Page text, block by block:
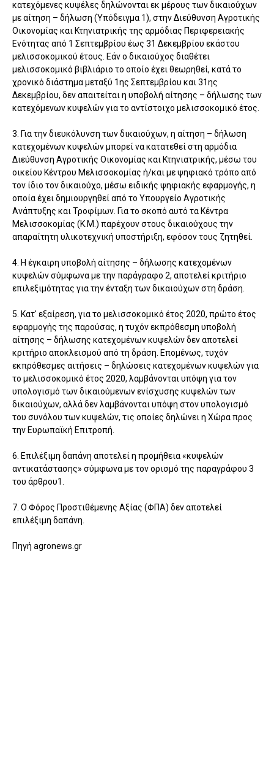
κατεχόμενες κυψέλες δηλώνονται εκ μέρους των δικαιούχων
με αίτηση – δήλωση (Υπόδειγμα 1), στην Διεύθυνση Αγροτικής
Οικονομίας και Κτηνιατρικής της αρμόδιας Περιφερειακής
Ενότητας από 1 Σεπτεμβρίου έως 31 Δεκεμβρίου εκάστου
μελισσοκομικού έτους. Εάν ο δικαιούχος διαθέτει
μελισσοκομικό βιβλιάριο το οποίο έχει θεωρηθεί, κατά το
χρονικό διάστημα μεταξύ 1ης Σεπτεμβρίου και 31ης
Δεκεμβρίου, δεν απαιτείται η υποβολή αίτησης – δήλωσης των
κατεχόμενων κυψελών για το αντίστοιχο μελισσοκομικό έτος.
3. Για την διευκόλυνση των δικαιούχων, η αίτηση – δήλωση
κατεχομένων κυψελών μπορεί να κατατεθεί στη αρμόδια
Διεύθυνση Αγροτικής Οικονομίας και Κτηνιατρικής, μέσω του
οικείου Κέντρου Μελισσοκομίας ή/και με ψηφιακό τρόπο από
τον ίδιο τον δικαιούχο, μέσω ειδικής ψηφιακής εφαρμογής, η
οποία έχει δημιουργηθεί από το Υπουργείο Αγροτικής
Ανάπτυξης και Τροφίμων. Για το σκοπό αυτό τα Κέντρα
Μελισσοκομίας (Κ.Μ.) παρέχουν στους δικαιούχους την
απαραίτητη υλικοτεχνική υποστήριξη, εφόσον τους ζητηθεί.
4. Η έγκαιρη υποβολή αίτησης – δήλωσης κατεχομένων
κυψελών σύμφωνα με την παράγραφο 2, αποτελεί κριτήριο
επιλεξιμότητας για την ένταξη των δικαιούχων στη δράση.
5. Κατ' εξαίρεση, για το μελισσοκομικό έτος 2020, πρώτο έτος
εφαρμογής της παρούσας, η τυχόν εκπρόθεσμη υποβολή
αίτησης – δήλωσης κατεχομένων κυψελών δεν αποτελεί
κριτήριο αποκλεισμού από τη δράση. Επομένως, τυχόν
εκπρόθεσμες αιτήσεις – δηλώσεις κατεχομένων κυψελών για
το μελισσοκομικό έτος 2020, λαμβάνονται υπόψη για τον
υπολογισμό των δικαιούμενων ενίσχυσης κυψελών των
δικαιούχων, αλλά δεν λαμβάνονται υπόψη στον υπολογισμό
του συνόλου των κυψελών, τις οποίες δηλώνει η Χώρα προς
την Ευρωπαϊκή Επιτροπή.
6. Επιλέξιμη δαπάνη αποτελεί η προμήθεια «κυψελών
αντικατάστασης» σύμφωνα με τον ορισμό της παραγράφου 3
του άρθρου1.
7. Ο Φόρος Προστιθέμενης Αξίας (ΦΠΑ) δεν αποτελεί
επιλέξιμη δαπάνη.
Πηγή agronews.gr